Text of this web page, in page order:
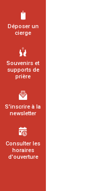
Déposer un
cierge
Souvenirs et
supports de
prière
S'inscrire à la
newsletter
Consulter les
horaires
d'ouverture